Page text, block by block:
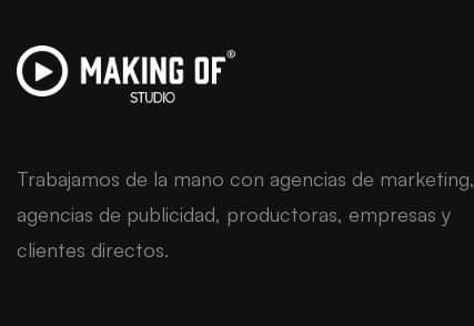
Trabajamos de la mano con agencias de marketing,
agencias de publicidad, productoras, empresas y
clientes directos.